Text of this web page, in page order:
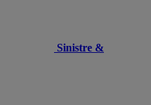
Sinistre &